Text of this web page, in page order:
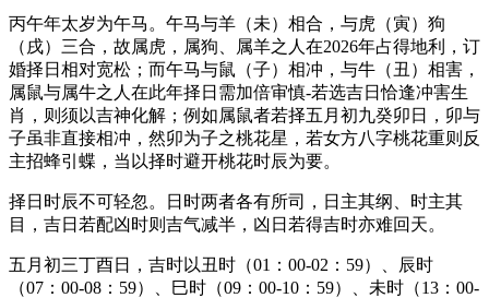
丙午年太岁为午马。午马与羊（未）相合，与虎（寅）狗
（戌）三合，故属虎，属狗、属羊之人在2026年占得地利，订
婚择日相对宽松；而午马与鼠（子）相冲，与牛（丑）相害，
属鼠与属牛之人在此年择日需加倍审慎-若选吉日恰逢冲害生
肖，则须以吉神化解；例如属鼠者若择五月初九癸卯日，卯与
子虽非直接相冲，然卯为子之桃花星，若女方八字桃花重则反
主招蜂引蝶，当以择时避开桃花时辰为要。
择日时辰不可轻忽。日时两者各有所司，日主其纲、时主其
目，吉日若配凶时则吉气减半，凶日若得吉时亦难回天。
五月初三丁酉日，吉时以丑时（01：00-02：59）、辰时
（07：00-08：59）、巳时（09：00-10：59）、未时（13：00-